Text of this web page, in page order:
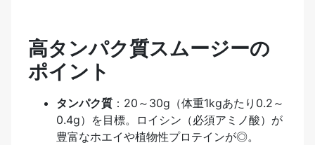
高タンパク質スムージーの
ポイント
タンパク質 ：20～30g（体重1kgあたり0.2～
0.4g）を目標。ロイシン（必須アミノ酸）が
豊富なホエイや植物性プロテインが◎。